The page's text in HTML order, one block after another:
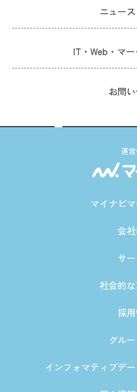
ニュー
IT・Web・マ
お問
運
マイナビ
会
サ
社会的
採
グル
インフォマティブデ